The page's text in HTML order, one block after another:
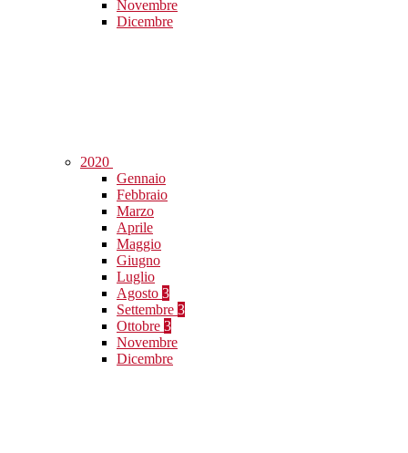
Novembre
Dicembre
2020
Gennaio
Febbraio
Marzo
Aprile
Maggio
Giugno
Luglio
Agosto 3
Settembre 3
Ottobre 3
Novembre
Dicembre